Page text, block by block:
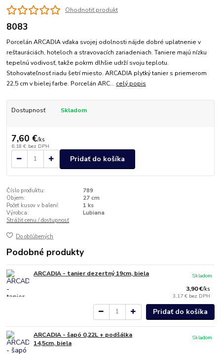
Ohodnotiť produkt
8083
Porcelán ARCADIA vďaka svojej odolnosti nájde dobré uplatnenie v
reštauráciách, hoteloch a stravovacích zariadeniach. Taniere majú nízku
tepelnú vodivosť, takže pokrm dlhšie udrží svoju teplotu.
Stohovateľnosť riadu šetrí miesto. ARCADIA plytký tanier s priemerom
22,5 cm v bielej farbe. Porcelán ARC... celý popis
Dostupnosť Skladom
7,60 €/ks
6,18 € bez DPH
Pridať do košíka
Číslo produktu:
789
Objem:
27 cm
Počet kusov v balení:
1 ks
Výrobca:
Lubiana
Strážiť cenu / dostupnosť
Do obľúbených
Podobné produkty
ARCADIA - tanier dezertný 19cm, biela
3,90 €/ks
3,17 € bez DPH
Skladom
Pridať do košíka
ARCADIA - šapó 0,22L + podšálka
14,5cm, biela
Skladom